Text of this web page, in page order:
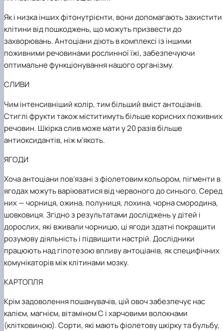
Як і низка інших фітонутрієнти, вони допомагають захистити
клітини від пошкоджень, що можуть призвести до
захворювань. Антоціани діють в комплексі із іншими
поживними речовинами рослинної їжі, забезпечуючи
оптимальне функціонування нашого організму.
СЛИВИ
Чим інтенсивніший колір, тим більший вміст антоціанів.
Стиглі фрукти також міститимуть більше корисних поживних
речовин. Шкірка слив може мати у 20 разів більше
антиоксидантів, ніж м’якоть.
ЯГОДИ
Хоча антоціани пов’язані з фіолетовим кольором, пігменти в
ягодах можуть варіюватися від червоного до синього. Серед
них — чорниця, ожина, полуниця, лохина, чорна смородина,
шовковиця. Згідно з результатами досліджень у дітей і
дорослих, які вживали чорницю, ці ягоди здатні покращити
розумову діяльність і підвищити настрій. Дослідники
працюють над гіпотезою впливу антоціанів, як специфічних
комунікаторів між клітинами мозку.
КАРТОПЛЯ
Крім задоволення пошанувачів, цій овоч забезпечує нас
калієм, магнієм, вітаміном С і харчовими волокнами
(клітковиною). Сорти, які мають фіолетову шкірку та бульбу,